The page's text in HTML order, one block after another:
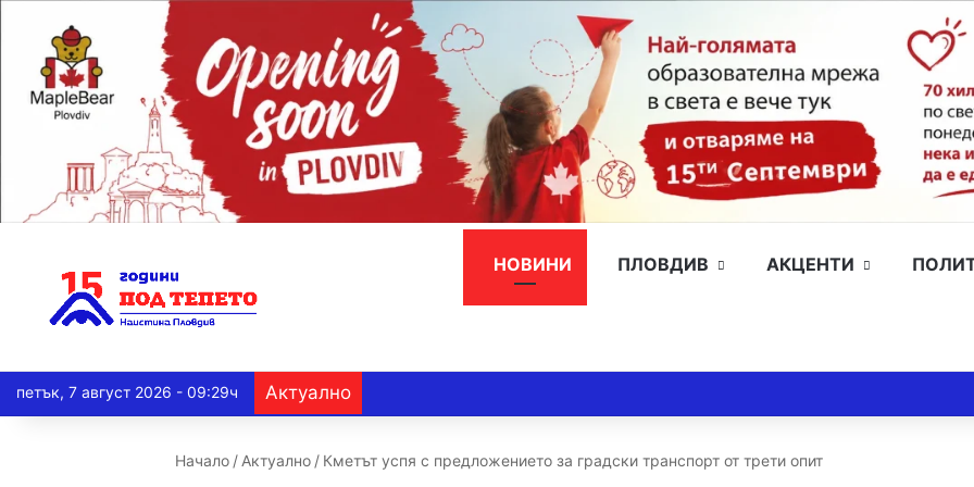
НОВИНИ ПЛОВДИВ АКЦЕНТИ
петък, 7 август 2026 - 09:29ч Актуално
Начало / Актуално / Кметът успя с предложението за градски транспорт от трети опит